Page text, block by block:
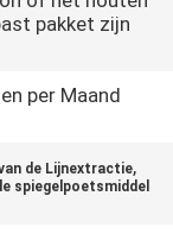
pakket zijn
per Maand
de Lijnextractie,
spiegelpoetsmiddel